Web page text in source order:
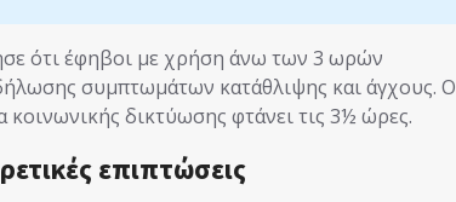
ότι έφηβοι με χρήση άνω των 3 ωρών
συμπτωμάτων κατάθλιψης και άγχους. Ο
δικτύωσης φτάνει τις 3½ ώρες.
επιπτώσεις